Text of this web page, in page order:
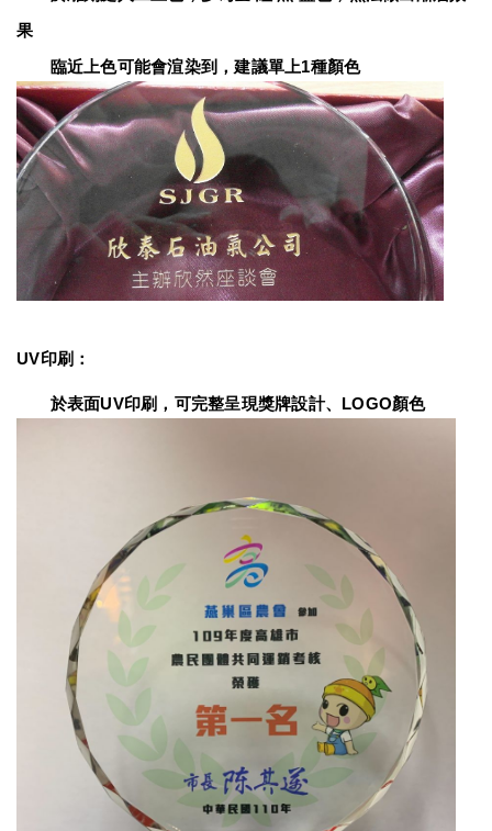
果
臨近上色可能會渲染到，建議單上1種顏色
UV印刷：
於表面UV印刷，可完整呈現獎牌設計、LOGO顏色